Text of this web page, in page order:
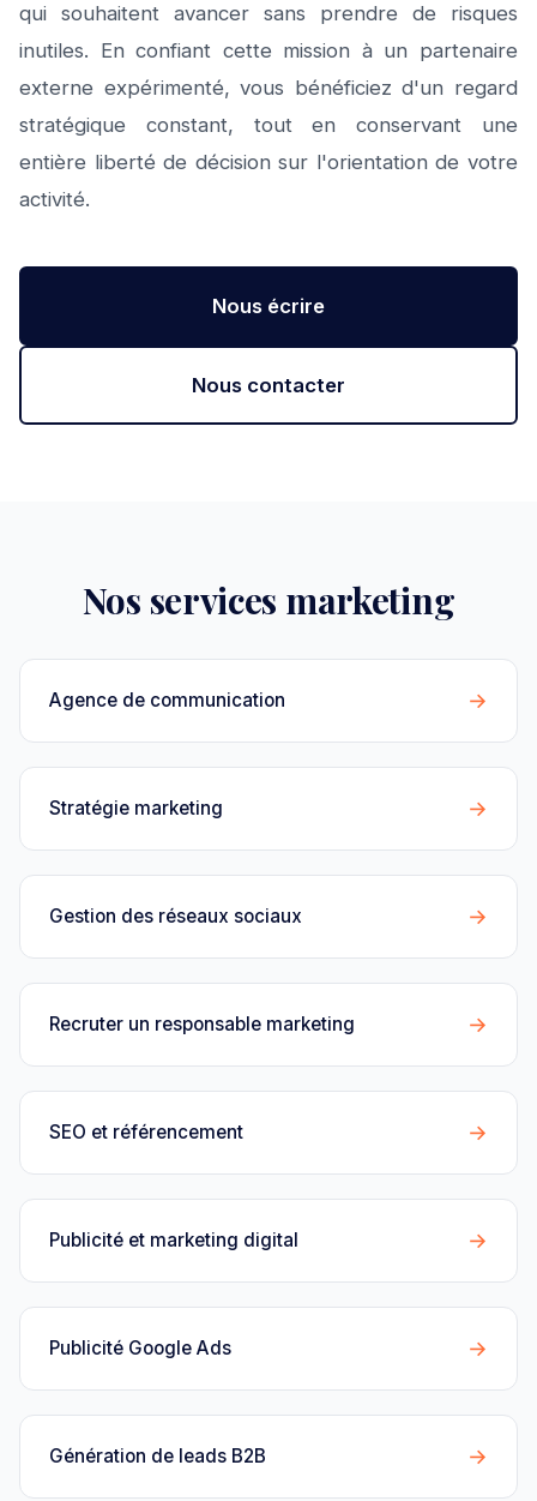
qui souhaitent avancer sans prendre de risques
inutiles. En confiant cette mission à un partenaire
externe expérimenté, vous bénéficiez d'un regard
stratégique constant, tout en conservant une
entière liberté de décision sur l'orientation de votre
activité.
Nous écrire
Nous contacter
Nos services marketing
Agence de communication →
Stratégie marketing →
Gestion des réseaux sociaux →
Recruter un responsable marketing →
SEO et référencement →
Publicité et marketing digital →
Publicité Google Ads →
Génération de leads B2B →